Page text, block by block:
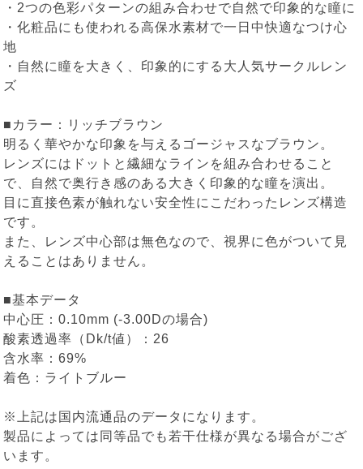
・2つの色彩パターンの組み合わせで自然で印象的な瞳に
・化粧品にも使われる高保水素材で一日中快適なつけ心
地
・自然に瞳を大きく、印象的にする大人気サークルレン
ズ
■カラー：リッチブラウン
明るく華やかな印象を与えるゴージャスなブラウン。
レンズにはドットと繊細なラインを組み合わせること
で、自然で奥行き感のある大きく印象的な瞳を演出。
目に直接色素が触れない安全性にこだわったレンズ構造
です。
また、レンズ中心部は無色なので、視界に色がついて見
えることはありません。
■基本データ
中心圧：0.10mm (-3.00Dの場合)
酸素透過率（Dk/t値）：26
含水率：69%
着色：ライトブルー
※上記は国内流通品のデータになります。
製品によっては同等品でも若干仕様が異なる場合がござ
います。